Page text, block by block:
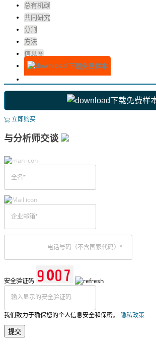
总有机碳
共同研究
分割
方法
信息图
下载免费样本
下载免费样
立即购买
与分析师交谈
安全验证码
我们致力于确保您的个人信息安全和保密。 隐私政策
提交